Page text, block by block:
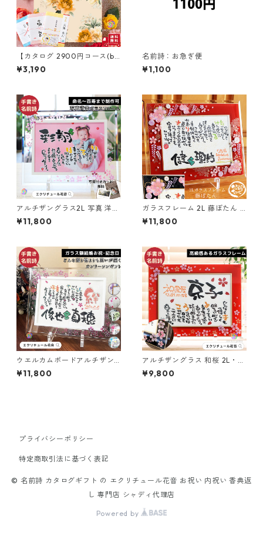
【カタログ 2900円コース(b
o)】内祝 誕生日プレゼント 長
寿祝い 退職祝い 結婚内祝い 出
¥3,190
名前詩：お急ぎ便
¥1,100
アルチザングラス2L 写真 洋風
1～2人用（ガラス工芸フレー
ム）笑描き屋たくと 手書き 名
¥11,800
ガラスフレーム 2L 藤ぼたん 1
～2人用 （ガラス工芸フレー
ム）笑描き屋たくと 手書き 名
¥11,800
ウエルカムボードアルチザン
グラス 2L 1～2人用（ガラス工
芸フレーム）笑描き屋たくと
¥11,800
アルチザングラス 和桜 2L・A
4（ガラス工芸フレーム）笑描
き屋たくと 手書き 名前詩 名前
¥9,800
プライバシーポリシー
特定商取引法に基づく表記
© 名前詩 カタログギフト の エクリチュール花音 お祝い 内祝い 香典返
し 専門店 シャディ代理店
Powered by